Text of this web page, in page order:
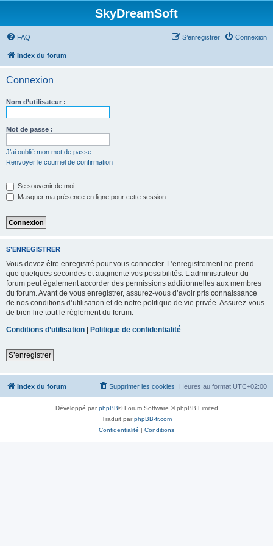
SkyDreamSoft
FAQ Connexion
S’enregistrer
Index du forum
Connexion
Nom d’utilisateur :
Mot de passe :
J’ai oublié mon mot de passe
Renvoyer le courriel de confirmation
Se souvenir de moi
Masquer ma présence en ligne pour cette session
S’ENREGISTRER
Vous devez être enregistré pour vous connecter. L’enregistrement ne prend
que quelques secondes et augmente vos possibilités. L’administrateur du
forum peut également accorder des permissions additionnelles aux membres
du forum. Avant de vous enregistrer, assurez-vous d’avoir pris connaissance
de nos conditions d’utilisation et de notre politique de vie privée. Assurez-vous
de bien lire tout le règlement du forum.
Conditions d’utilisation | Politique de confidentialité
S’enregistrer
Index du forum Heures au format UTC+02:00
Supprimer les cookies
Développé parphpBB® Forum Software © phpBB Limited
Traduit parphpBB-fr.com
Confidentialité | Conditions